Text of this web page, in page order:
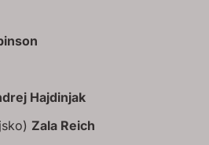
Hajdinjak
Zala Reich